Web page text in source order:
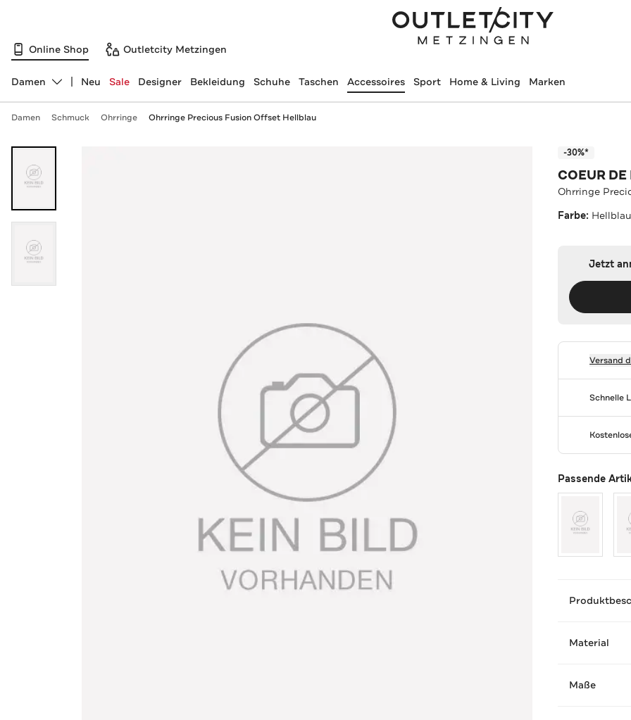
Online Shop Outletcity Metzingen
Abteilung ändern, ausgewählt:
Damen Neu Sale Designer Bekleidung Schuhe Taschen Accessoires Sport Home & Living Marken
Damen Schmuck Ohrringe Ohrringe Precious Fusion Offset Hellblau
-30%*
COEUR
Ohrringe
Farbe: Hellblau
Jetzt
Versand
Schnelle
Passende
Material
Maße